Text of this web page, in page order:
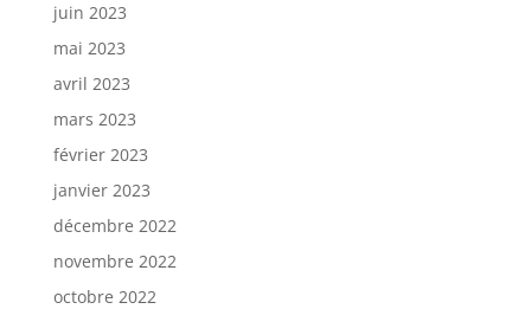
juin 2023
mai 2023
avril 2023
mars 2023
février 2023
janvier 2023
décembre 2022
novembre 2022
octobre 2022